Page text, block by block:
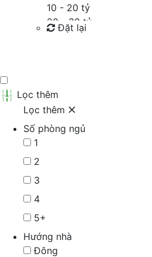
10 - 20 tỷ
20 - 30 tỷ
30 - 40 tỷ
Đặt lại
Lọc thêm
Lọc thêm
Số phòng ngủ
1
2
3
4
5+
Hướng nhà
Đông